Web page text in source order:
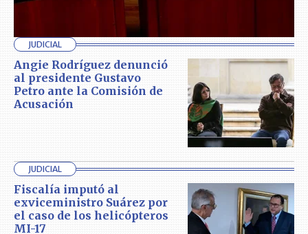
JUDICIAL
Angie Rodríguez denunció
al presidente Gustavo
Petro ante la Comisión de
Acusación
JUDICIAL
Fiscalía imputó al
exviceministro Suárez por
el caso de los helicópteros
MI-17